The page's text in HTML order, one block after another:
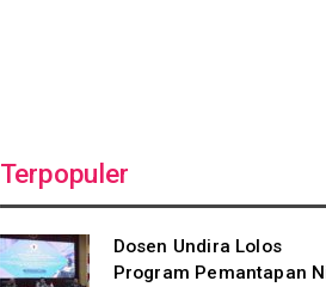
Terpopuler
Dosen Undira Lolos
Program Pemantapan